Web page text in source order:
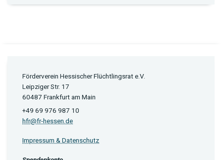
Förderverein Hessischer Flüchtlingsrat e.V.
Leipziger Str. 17
60487 Frankfurt am Main
+49 69 976 987 10
hfr@fr-hessen.de
Impressum & Datenschutz